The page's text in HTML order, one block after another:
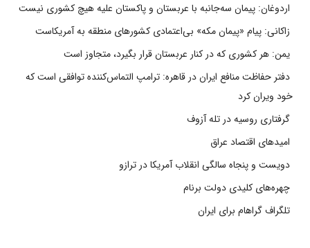
اردوغان: پیمان سه‌جانبه با عربستان و پاکستان علیه هیچ کشوری نیست
زاکانی: پیام «پیمان مکه» بی‌اعتمادی کشورهای منطقه به آمریکاست
یمن: هر کشوری که در کنار عربستان قرار بگیرد، متجاوز است
دفتر حفاظت منافع ایران در قاهره: ترامپ التماس‌کننده توافقی است که
خود ویران کرد
گرفتاری روسیه در تله آزوف
امیدهای اقتصاد عراق
دویست و پنجاه سالگی انقلاب آمریکا در ترازو
چهره‌های کلیدی دولت برنام
تلگراف گراهام برای ایران